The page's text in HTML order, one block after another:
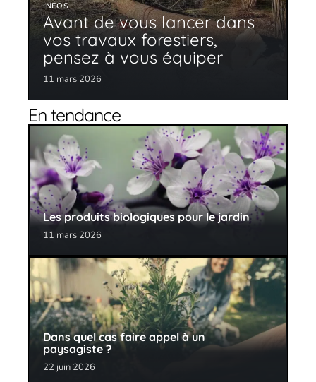
INFOS
Avant de vous lancer dans
vos travaux forestiers,
pensez à vous équiper
11 mars 2026
En tendance
Les produits biologiques pour le jardin
11 mars 2026
Dans quel cas faire appel à un
paysagiste ?
22 juin 2026